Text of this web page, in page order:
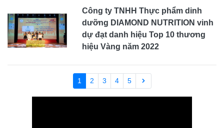
Công ty TNHH Thực phẩm dinh
dưỡng DIAMOND NUTRITION vinh
dự đạt danh hiệu Top 10 thương
hiệu Vàng năm 2022
1 (current)
2 3 4 5